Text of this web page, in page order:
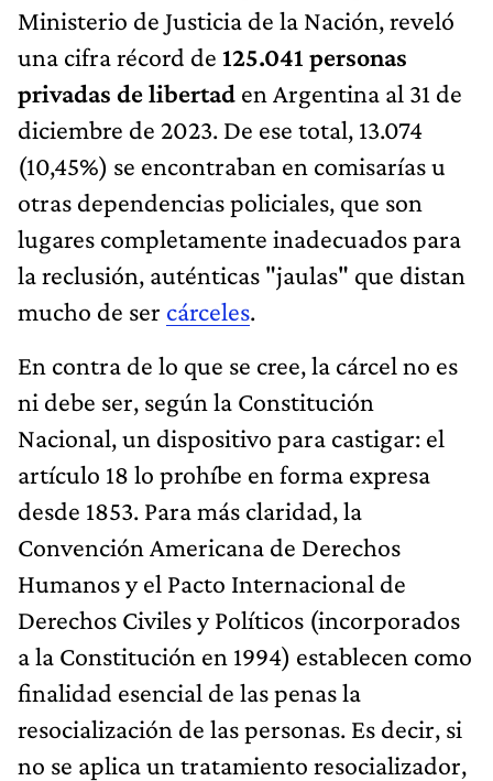
Ministerio de Justicia de la Nación, reveló
una cifra récord de 125.041 personas
privadas de libertad en Argentina al 31 de
diciembre de 2023. De ese total, 13.074
(10,45%) se encontraban en comisarías u
otras dependencias policiales, que son
lugares completamente inadecuados para
la reclusión, auténticas "jaulas" que distan
mucho de ser cárceles.
En contra de lo que se cree, la cárcel no es
ni debe ser, según la Constitución
Nacional, un dispositivo para castigar: el
artículo 18 lo prohíbe en forma expresa
desde 1853. Para más claridad, la
Convención Americana de Derechos
Humanos y el Pacto Internacional de
Derechos Civiles y Políticos (incorporados
a la Constitución en 1994) establecen como
finalidad esencial de las penas la
resocialización de las personas. Es decir, si
no se aplica un tratamiento resocializador,